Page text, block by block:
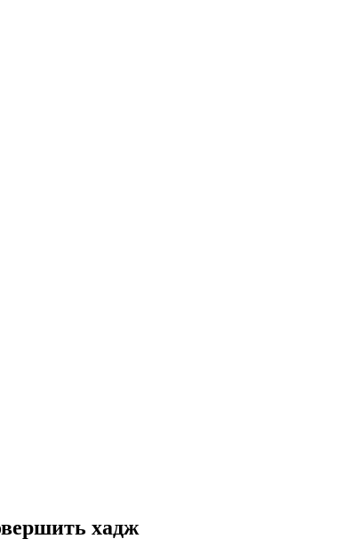
хадж